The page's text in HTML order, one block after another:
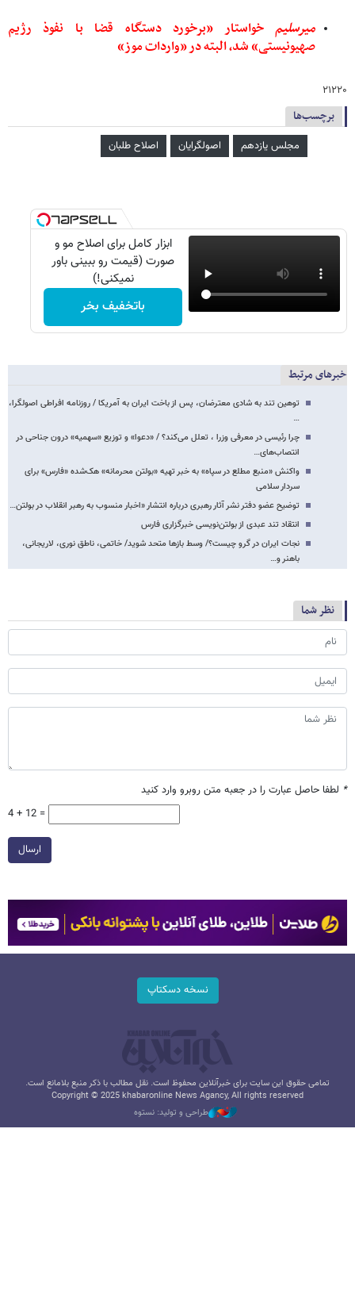
میرسلیم خواستار «برخورد دستگاه قضا با نفوذ رژیم
صهیونیستی» شد، البته در «واردات موز»
۲۱۲۲۰
برچسب‌ها
مجلس یازدهم اصولگرایان اصلاح طلبان
ابزار کامل برای اصلاح مو و
صورت (قیمت رو ببینی باور
نمیکنی!)
باتخفیف بخر
خبرهای مرتبط
توهین تند به شادی معترضان، پس از باخت ایران به آمریکا / روزنامه افراطی اصولگرا،
…
چرا رئیسی در معرفی وزرا ، تعلل می‌کند؟ / «دعوا» و توزیع «سهمیه» درون جناحی در
انتصاب‌های…
واکنش «منبع مطلع در سپاه» به خبر تهیه «بولتن محرمانه» هک‌شده «فارس» برای
سردار سلامی
توضیح عضو دفتر نشر آثار رهبری درباره انتشار «اخبار منسوب به رهبر انقلاب در بولتن…
انتقاد تند عبدی از بولتن‌نویسی خبرگزاری فارس
نجات ایران در گرو چیست؟/ وسط بازها متحد شوید/ خاتمی، ناطق نوری، لاریجانی،
باهنر و…
نظر شما
* لطفا حاصل عبارت را در جعبه متن روبرو وارد کنید
4 + 12 =
ارسال
نسخه دسکتاپ
تمامی حقوق این سایت برای خبرآنلاین محفوظ است. نقل مطالب با ذکر منبع بلامانع است.
Copyright © 2025 khabaronline News Agancy, All rights reserved
طراحی و تولید: نستوه